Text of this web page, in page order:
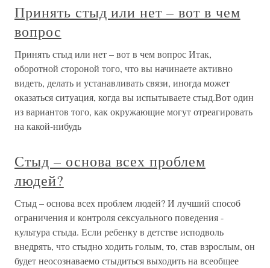
Принять стыд или нет – вот в чем
вопрос
Принять стыд или нет – вот в чем вопрос Итак,
оборотной стороной того, что вы начинаете активно
видеть, делать и устанавливать связи, иногда может
оказаться ситуация, когда вы испытываете стыд.Вот один
из вариантов того, как окружающие могут отреагировать
на какой-нибудь
Стыд – основа всех проблем
людей?
Стыд – основа всех проблем людей? И лучший способ
ограничения и контроля сексуального поведения -
культура стыда. Если ребенку в детстве исподволь
внедрять, что стыдно ходить голым, то, став взрослым, он
будет неосознаваемо стыдиться выходить на всеобщее